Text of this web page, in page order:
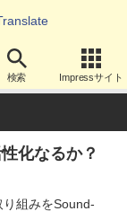
検索 Impressサイト
化なるか？
組みをSound-